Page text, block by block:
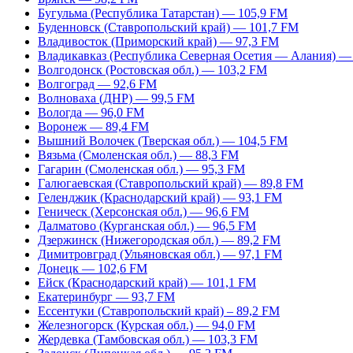
Бугульма (Республика Татарстан) — 105,9 FM
Буденновск (Ставропольский край) — 101,7 FM
Владивосток (Приморский край) — 97,3 FM
Владикавказ (Республика Северная Осетия — Алания)
Волгодонск (Ростовская обл.) — 103,2 FM
Волгоград — 92,6 FM
Волноваха (ДНР) — 99,5 FM
Вологда — 96,0 FM
Воронеж — 89,4 FM
Вышний Волочек (Тверская обл.) — 104,5 FM
Вязьма (Смоленская обл.) — 88,3 FM
Гагарин (Смоленская обл.) — 95,3 FM
Галюгаевская (Ставропольский край) — 89,8 FM
Геленджик (Краснодарский край) — 93,1 FM
Геническ (Херсонская обл.) — 96,6 FM
Далматово (Курганская обл.) — 96,5 FM
Дзержинск (Нижегородская обл.) — 89,2 FM
Димитровград (Ульяновская обл.) — 97,1 FM
Донецк — 102,6 FM
Ейск (Краснодарский край) — 101,1 FM
Екатеринбург — 93,7 FM
Ессентуки (Ставропольский край) – 89,2 FM
Железногорск (Курская обл.) — 94,0 FM
Жердевка (Тамбовская обл.) — 103,3 FM